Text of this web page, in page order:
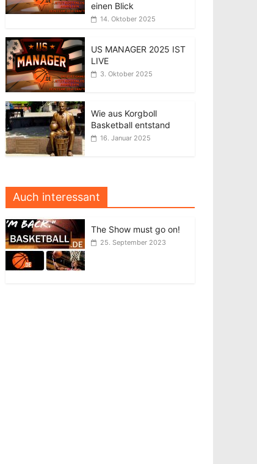
einen Blick
14. Oktober 2025
US MANAGER 2025 IST
LIVE
3. Oktober 2025
Wie aus Korgboll
Basketball entstand
16. Januar 2025
Auch interessant
The Show must go on!
25. September 2023